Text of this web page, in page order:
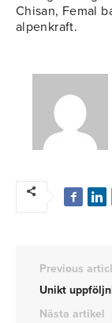
Chisan, Femal
alpenkraft.
Previous
Unikt
Nästa artikel